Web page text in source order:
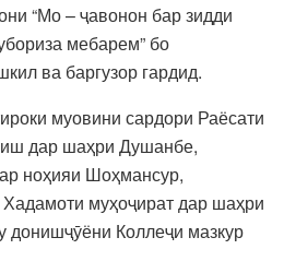
“Мо – ҷавонон бар зидди
мебарем” бо
ва баргузор гардид.
муовини сардори Раёсати
дар шаҳри Душанбе,
ноҳияи Шоҳмансур,
муҳоҷират дар шаҳри
донишҷӯёни Коллеҷи мазкур